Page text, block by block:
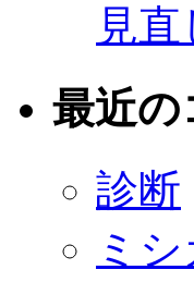
見直
最近の
診断
ミ